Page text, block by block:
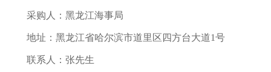
采购人：黑龙江海事局
地址：黑龙江省哈尔滨市道里区四方台大道1号
联系人：张先生